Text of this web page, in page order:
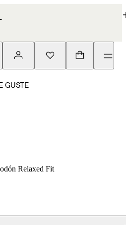
GUSTE
Relaxed Fit